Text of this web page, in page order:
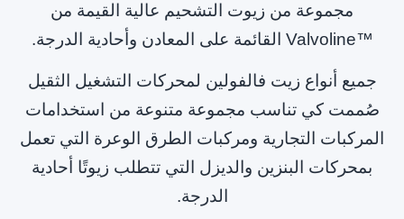
مجموعة من زيوت التشحيم عالية القيمة من
Valvoline™ القائمة على المعادن وأحادية الدرجة.
جميع أنواع زيت فالفولين لمحركات التشغيل الثقيل
صُممت كي تناسب مجموعة متنوعة من استخدامات
المركبات التجارية ومركبات الطرق الوعرة التي تعمل
بمحركات البنزين والديزل التي تتطلب زيوتًا أحادية
الدرجة.